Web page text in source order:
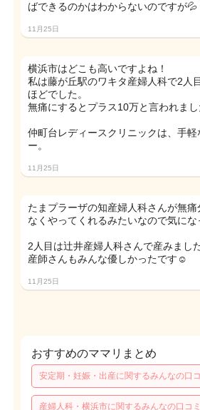
ばできるのかはわからないのですが💦
11月25日
横浜市はどこも高いですよね！
私は藤が丘駅のワキタ産婦人科で2人
ほどでした。
無痛にするとプラス10万と言われまし
仲町台レディースクリニックは、手
ー。
11月25日
たまプラーザの知産婦人科さんが無
なくやってくれるみたいなので気に
2人目は辻井産婦人科さんで産みまし
産師さんもみんな優しかったです☺︎
11月25日
おすすめのママリまとめ
安定期・妊娠・出産に関するみんなの口
産婦人科・横浜市に関するみんなの口コ